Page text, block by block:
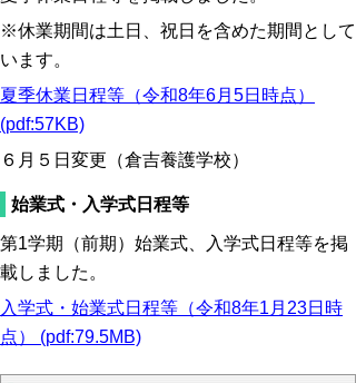
※休業期間は土日、祝日を含めた期間として
います。
夏季休業日程等（令和8年6月5日時点）
(pdf:57KB)
６月５日変更（倉吉養護学校）
始業式・入学式日程等
第1学期（前期）始業式、入学式日程等を掲
載しました。
入学式・始業式日程等（令和8年1月23日時
点） (pdf:79.5MB)